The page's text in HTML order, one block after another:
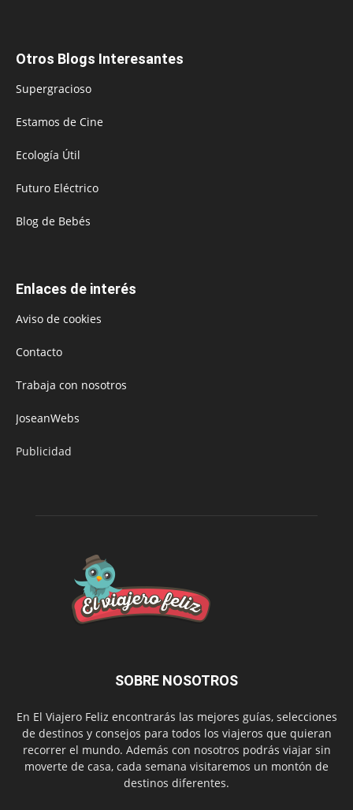
Otros Blogs Interesantes
Supergracioso
Estamos de Cine
Ecología Útil
Futuro Eléctrico
Blog de Bebés
Enlaces de interés
Aviso de cookies
Contacto
Trabaja con nosotros
JoseanWebs
Publicidad
SOBRE NOSOTROS
En El Viajero Feliz encontrarás las mejores guías, selecciones
de destinos y consejos para todos los viajeros que quieran
recorrer el mundo. Además con nosotros podrás viajar sin
moverte de casa, cada semana visitaremos un montón de
destinos diferentes.